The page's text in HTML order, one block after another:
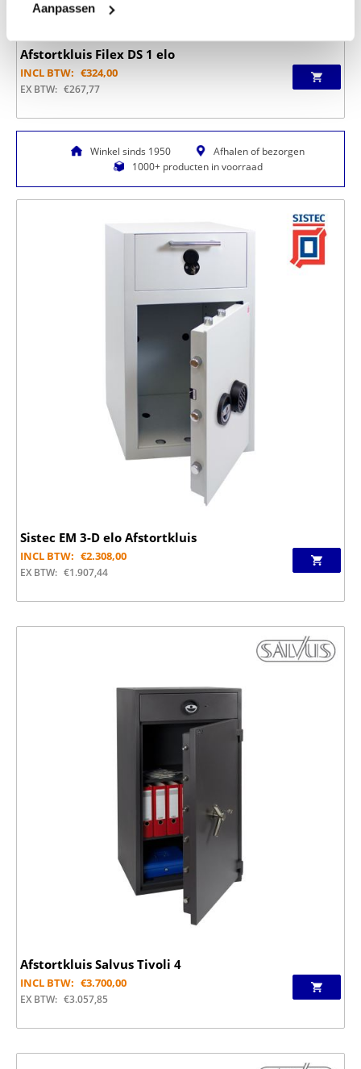
Aanpassen
Afstortkluis Filex DS 1 elo
INCL BTW: €324,00
EX BTW: €267,77
Winkel sinds 1950
Afhalen of bezorgen
1000+ producten in voorraad
Sistec EM 3-D elo Afstortkluis
INCL BTW: €2.308,00
EX BTW: €1.907,44
Afstortkluis Salvus Tivoli 4
INCL BTW: €3.700,00
EX BTW: €3.057,85